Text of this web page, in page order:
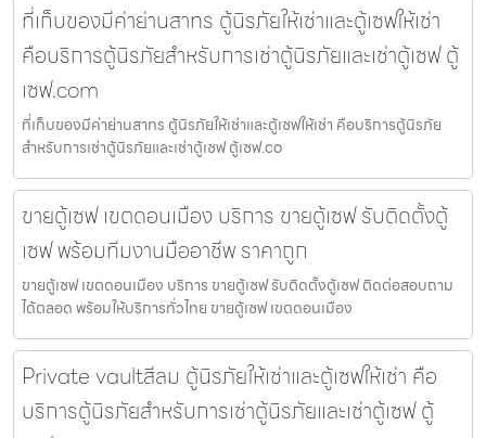
ที่เก็บของมีค่าย่านสาทร ตู้นิรภัยให้เช่าและตู้เซฟให้เช่า
คือบริการตู้นิรภัยสำหรับการเช่าตู้นิรภัยและเช่าตู้เซฟ ตู้
เซฟ.com
ที่เก็บของมีค่าย่านสาทร ตู้นิรภัยให้เช่าและตู้เซฟให้เช่า คือบริการตู้นิรภัย
สำหรับการเช่าตู้นิรภัยและเช่าตู้เซฟ ตู้เซฟ.co
ขายตู้เซฟ เขตดอนเมือง บริการ ขายตู้เซฟ รับติดตั้งตู้
เซฟ พร้อมทีมงานมืออาชีพ ราคาถูก
ขายตู้เซฟ เขตดอนเมือง บริการ ขายตู้เซฟ รับติดตั้งตู้เซฟ ติดต่อสอบถาม
ได้ตลอด พร้อมให้บริการทั่วไทย ขายตู้เซฟ เขตดอนเมือง
Private vaultสีลม ตู้นิรภัยให้เช่าและตู้เซฟให้เช่า คือ
บริการตู้นิรภัยสำหรับการเช่าตู้นิรภัยและเช่าตู้เซฟ ตู้